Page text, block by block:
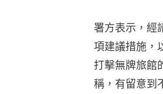
署方表示，經
項建議措施，
打擊無牌旅館
稱，有留意到